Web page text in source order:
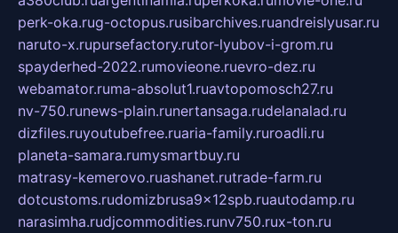
perk-oka.rug-octopus.rusibarchives.ruandreislyusar.ru
naruto-x.rupursefactory.rutor-lyubov-i-grom.ru
spayderhed-2022.rumovieone.ruevro-dez.ru
webamator.ruma-absolut1.ruavtopomosch27.ru
nv-750.runews-plain.runertansaga.rudelanalad.ru
dizfiles.ruyoutubefree.ruaria-family.ruroadli.ru
planeta-samara.rumysmartbuy.ru
matrasy-kemerovo.ruashanet.rutrade-farm.ru
dotcustoms.rudomizbrusa9x12spb.ruautodamp.ru
narasimha.rudjcommodities.runv750.rux-ton.ru